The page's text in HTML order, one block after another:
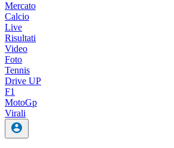
Mercato
Calcio
Live
Risultati
Video
Foto
Tennis
Drive UP
F1
MotoGp
Virali